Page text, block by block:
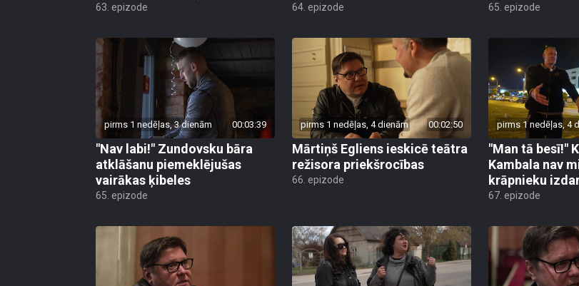
63. epizode 64. epizode 65. epizode
pirms 1 nedēļas, 3 dienām 00:03:39
"Nav labi!" Zundovsku bāra
atklāšanu piemeklējušas
vairākas ķibeles
65. epizode
pirms 1 nedēļas, 4 dienām 00:02:50
Mārtiņš Egliens ieskicē teātra
režisora priekšrocības
66. epizode
pirms 1 nedēļas, 4
"Man tā besī!"
Kambala nav
krāpnieku
67. epizode